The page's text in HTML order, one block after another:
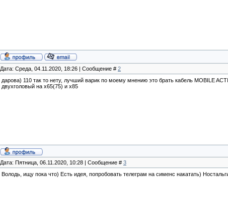
Дата: Среда, 04.11.2020, 18:26 | Сообщение # 2
дарова) 110 так то нету, лучший варик по моему мнению это брать кабель MOBILE
двухголовый на х65(75) и х85
Дата: Пятница, 06.11.2020, 10:28 | Сообщение # 3
Володь, ищу пока что) Есть идея, попробовать телеграм на сименс накатать)